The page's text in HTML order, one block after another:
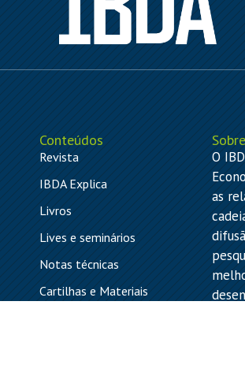
Conteúdos
Revista
IBDA Explica
Livros
Lives e seminários
Notas técnicas
Cartilhas e Materiais
O
as